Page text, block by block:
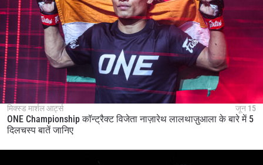
मिक्स्ड मार्शल आर्ट्स जून 15
ONE Championship कॉन्ट्रैक्ट विजेता नाज़ारेथ लालथाज़ुआला के बारे में 5
दिलचस्प बातें जानिए